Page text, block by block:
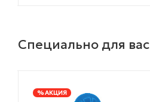
Специально для вас
% АКЦИЯ